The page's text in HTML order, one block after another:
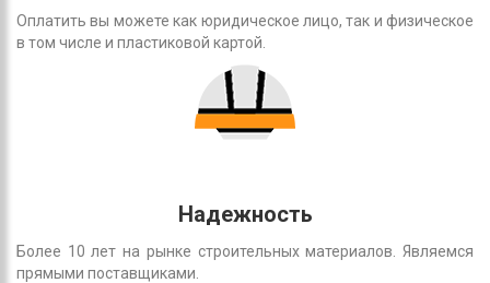
Оплатить вы можете как юридическое лицо, так и физическое
в том числе и пластиковой картой.
Надежность
Более 10 лет на рынке строительных материалов. Являемся
прямыми поставщиками.